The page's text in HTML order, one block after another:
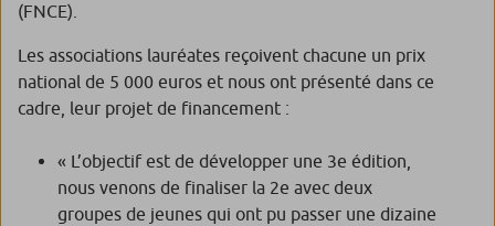
(FNCE).
Les associations lauréates reçoivent chacune un prix
national de 5 000 euros et nous ont présenté dans ce
cadre, leur projet de financement :
« L’objectif est de développer une 3e édition,
nous venons de finaliser la 2e avec deux
groupes de jeunes qui ont pu passer une dizaine